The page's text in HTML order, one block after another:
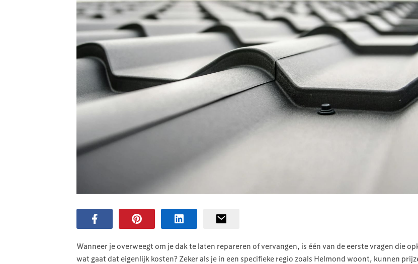
Wanneer je overweegt om je dak te laten repareren of vervangen, is één van de eerste vragen die
wat gaat dat eigenlijk kosten? Zeker als je in een specifieke regio zoals Helmond woont, kunnen